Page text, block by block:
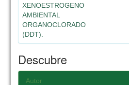
XENOESTROGENO
AMBIENTAL
ORGANOCLORADO
(DDT).
Descubre
Autor